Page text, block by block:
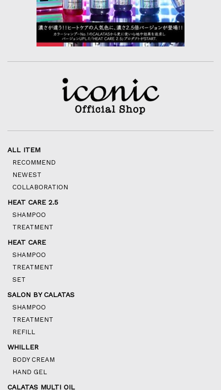
ALL ITEM
RECOMMEND
NEWEST
COLLABORATION
HEAT CARE 2.5
SHAMPOO
TREATMENT
HEAT CARE
SHAMPOO
TREATMENT
SET
SALON BY CALATAS
SHAMPOO
TREATMENT
REFILL
WHILLER
BODY CREAM
HAND GEL
CALATAS MULTI OIL